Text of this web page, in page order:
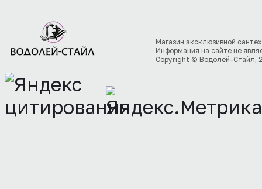
Магазин эксклюзивной
Информация на сайте не
Copyright © Водолей-Стайл,